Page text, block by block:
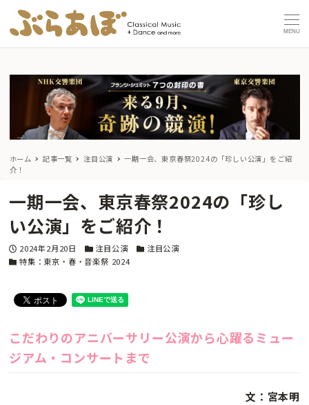
MENU
ホーム 記事一覧 注目公演
一期一会、東京春祭2024の「珍しい公演」をご紹
介！
一期一会、東京春祭2024の「珍し
い公演」をご紹介！
投稿日
2024年2月20日 カテゴリー
注目公演 カテゴリー
注目公演
カテゴリー
特集：東京・春・音楽祭 2024
こだわりのアニバーサリー公演から心躍るミュー
ジアム・コンサートまで
文：宮本明